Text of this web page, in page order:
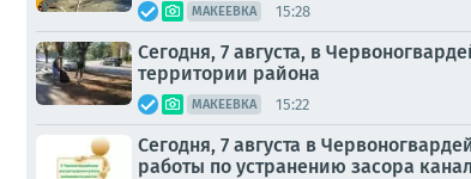
МАКЕЕВКА 15:28
Сегодня, 7 августа, в
территории района
МАКЕЕВКА 15:22
Сегодня, 7 августа в
работы по устранению засора